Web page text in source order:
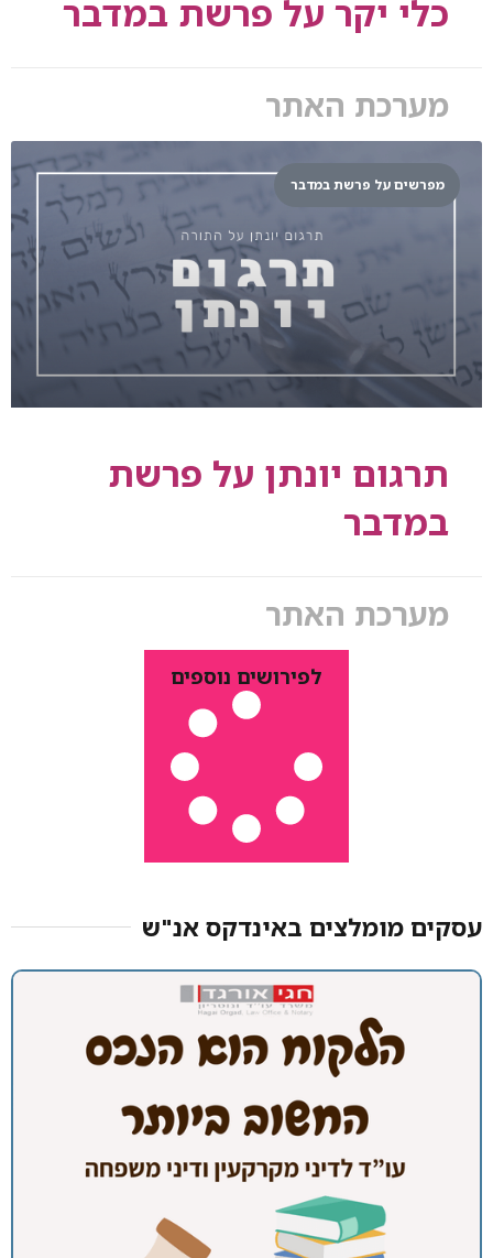
כלי יקר על פרשת במדבר
מערכת האתר
מפרשים על פרשת במדבר
תרגום יונתן על פרשת
במדבר
מערכת האתר
לפירושים נוספים
עסקים מומלצים באינדקס אנ"ש​